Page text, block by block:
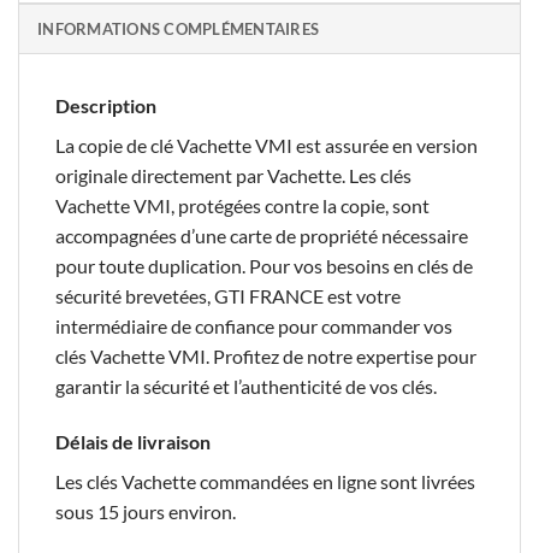
INFORMATIONS COMPLÉMENTAIRES
Description
La copie de clé Vachette VMI est assurée en version
originale directement par Vachette. Les clés
Vachette VMI, protégées contre la copie, sont
accompagnées d’une carte de propriété nécessaire
pour toute duplication. Pour vos besoins en clés de
sécurité brevetées, GTI FRANCE est votre
intermédiaire de confiance pour commander vos
clés Vachette VMI. Profitez de notre expertise pour
garantir la sécurité et l’authenticité de vos clés.
Délais de livraison
Les clés Vachette commandées en ligne sont livrées
sous 15 jours environ.